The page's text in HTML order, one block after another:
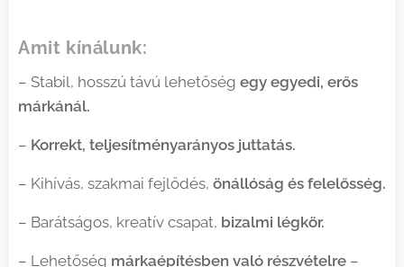
Amit kínálunk:
– Stabil, hosszú távú lehetőség egy egyedi, erős
márkánál.
– Korrekt, teljesítményarányos juttatás.
– Kihívás, szakmai fejlődés, önállóság és felelősség.
– Barátságos, kreatív csapat, bizalmi légkör.
– Lehetőség márkaépítésben való részvételre –